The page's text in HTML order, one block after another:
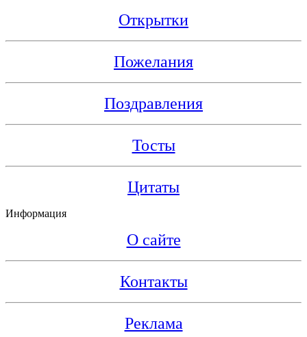
Открытки
Пожелания
Поздравления
Тосты
Цитаты
Информация
О сайте
Контакты
Реклама